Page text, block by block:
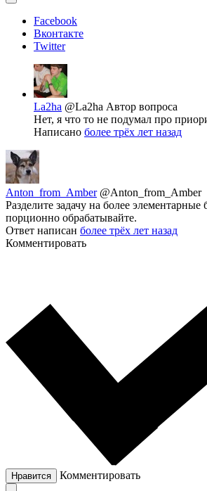
Facebook
Вконтакте
Twitter
La2ha @La2ha Автор вопроса
Нет, я что то не подумал про
Написано более трёх лет назад
Anton_from_Amber @Anton_from_Amber
Разделите задачу на более
порционно обрабатывайте.
Ответ написан более трёх лет назад
Комментировать
Нравится Комментировать